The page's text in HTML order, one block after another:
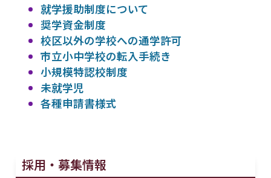
就学援助制度について
奨学資金制度
校区以外の学校への通学許可
市立小中学校の転入手続き
小規模特認校制度
未就学児
各種申請書様式
採用・募集情報